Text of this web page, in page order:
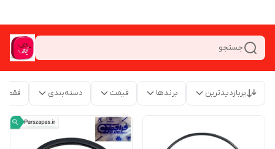
جستجو
پربازدیدترین برندها قیمت دسته‌بندی فقط